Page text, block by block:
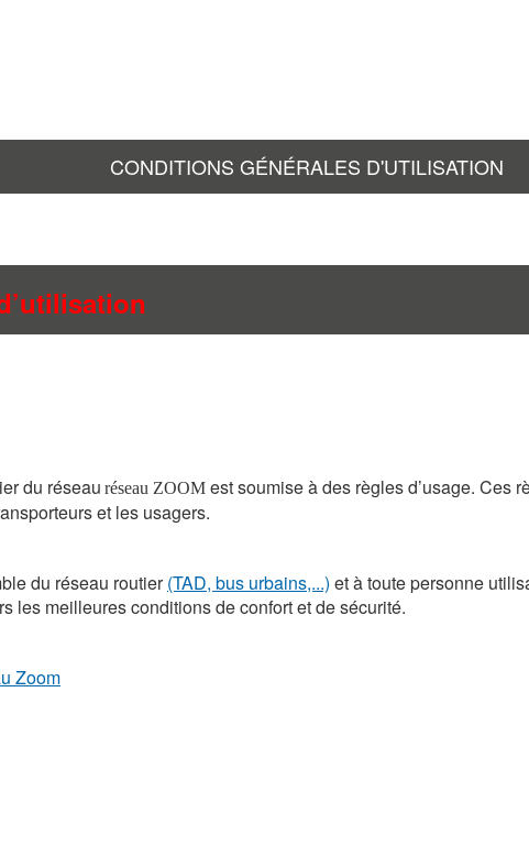
CONDITIONS GÉNÉRALES D'UTILISATION
du réseau réseau ZOOM est soumise à des règles d’usage. Ces
et les usagers.
du réseau routier(TAD, bus urbains,...) et à toute personne
les meilleures conditions de confort et de sécurité.
Zoom